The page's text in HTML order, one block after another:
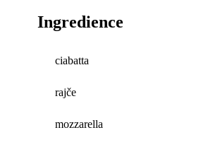
Ingredience
ciabatta
rajče
mozzarella